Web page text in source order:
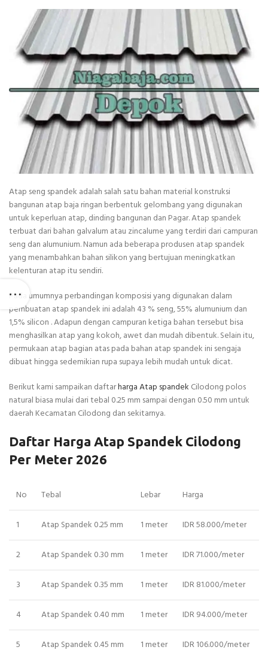
Atap seng spandek adalah salah satu bahan material konstruksi
bangunan atap baja ringan berbentuk gelombang yang digunakan
untuk keperluan atap, dinding bangunan dan Pagar. Atap spandek
terbuat dari bahan galvalum atau zincalume yang terdiri dari campuran
seng dan alumunium. Namun ada beberapa produsen atap spandek
yang menambahkan bahan silikon yang bertujuan meningkatkan
kelenturan atap itu sendiri.
Pada umumnya perbandingan komposisi yang digunakan dalam
pembuatan atap spandek ini adalah 43 % seng, 55% alumunium dan
1,5% silicon . Adapun dengan campuran ketiga bahan tersebut bisa
menghasilkan atap yang kokoh, awet dan mudah dibentuk. Selain itu,
permukaan atap bagian atas pada bahan atap spandek ini sengaja
dibuat hingga sedemikian rupa supaya lebih mudah untuk dicat.
Berikut kami sampaikan daftarharga Atap spandek Cilodong polos
natural biasa mulai dari tebal 0.25 mm sampai dengan 0.50 mm untuk
daerah Kecamatan Cilodong dan sekitarnya.
Daftar Harga Atap Spandek Cilodong
Per Meter 2026
No Tebal Lebar Harga
1 Atap Spandek 0.25 mm 1 meter IDR 58.000/meter
2 Atap Spandek 0.30 mm 1 meter IDR 71.000/meter
3 Atap Spandek 0.35 mm 1 meter IDR 81.000/meter
4 Atap Spandek 0.40 mm 1 meter IDR 94.000/meter
5 Atap Spandek 0.45 mm 1 meter IDR 106.000/meter